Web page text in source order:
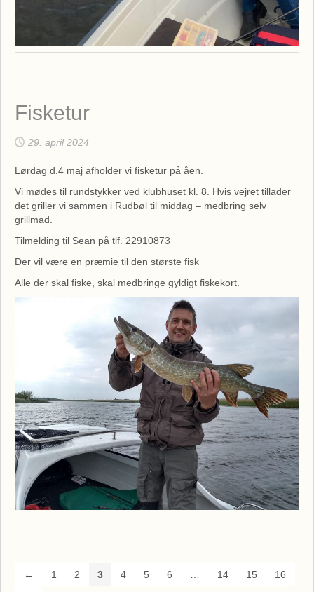
Fisketur
29. april 2024
Lørdag d.4 maj afholder vi fisketur på åen.
Vi mødes til rundstykker ved klubhuset kl. 8. Hvis vejret tillader
det griller vi sammen i Rudbøl til middag – medbring selv
grillmad.
Tilmelding til Sean på tlf. 22910873
Der vil være en præmie til den største fisk
Alle der skal fiske, skal medbringe gyldigt fiskekort.
← 1 2 3 4 5 6 14 15 16